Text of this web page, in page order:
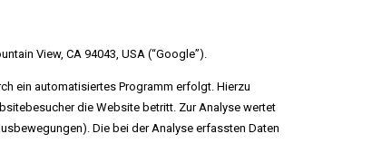
View, CA 94043, USA (“Google”).
ein automatisiertes Programm erfolgt. Hierzu
die Website betritt. Zur Analyse wertet
Die bei der Analyse erfassten Daten